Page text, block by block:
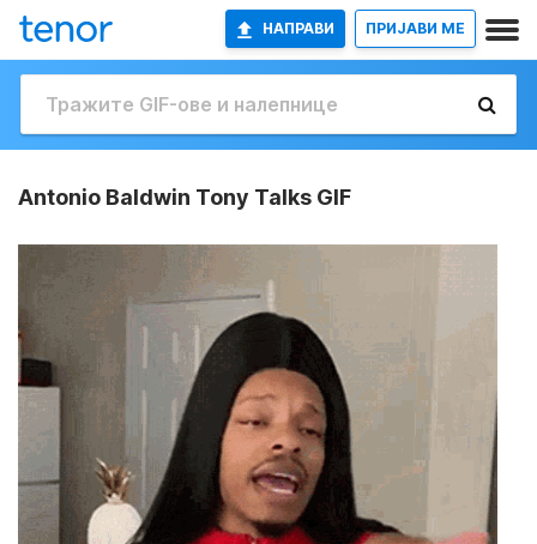
НАПРАВИ ПРИЈАВИ МЕ
Antonio Baldwin Tony Talks GIF